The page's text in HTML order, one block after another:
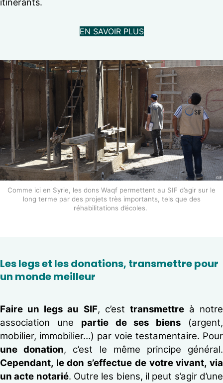
itinérants.
EN SAVOIR PLUS
Comme ici en Syrie, les dons Waqf permettent au SIF d’agir sur le
long terme par des projets très importants, tels que des
réhabilitations d’écoles.
Les legs et les donations, transmettre pour
un monde meilleur
Faire un legs au SIF, c’est transmettreà notre
association une partie de ses biens (argent,
mobilier, immobilier…) par voie testamentaire. Pour
une donation, c’est le même principe général.
Cependant, le don s’effectue de votre vivant, via
un acte notarié. Outre les biens, il peut s’agir d’une